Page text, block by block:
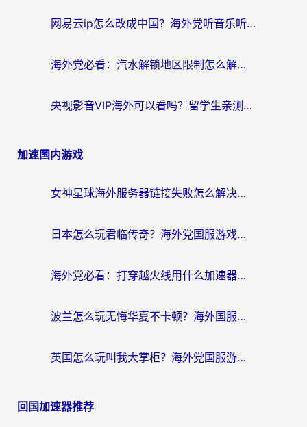
网易云ip怎么改成中国？海外党听音乐听书的无痛解决方案
海外党必看：汽水解锁地区限制怎么解除？3招解决国内影音&生活服务难题
央视影音VIP海外可以看吗？留学生亲测有效的回国加速器选择指南
加速国内游戏
女神星球海外服务器链接失败怎么解决？海外党国服游戏加速避坑指南
日本怎么玩君临传奇？海外党国服游戏加速避坑指南（附菲律宾欧洲玩家实测）
海外党必看：打穿越火线用什么加速器？解决延迟卡顿，还能玩奇妙拼图世界和第五人格
波兰怎么玩无悔华夏不卡顿？海外国服游戏加速器终极指南（附征途2萤火突击解决方案）
英国怎么玩叫我大掌柜？海外党国服游戏加速避坑指南（附实测推荐）
回国加速器推荐